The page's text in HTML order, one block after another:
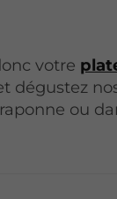
votre
dégustez
ou